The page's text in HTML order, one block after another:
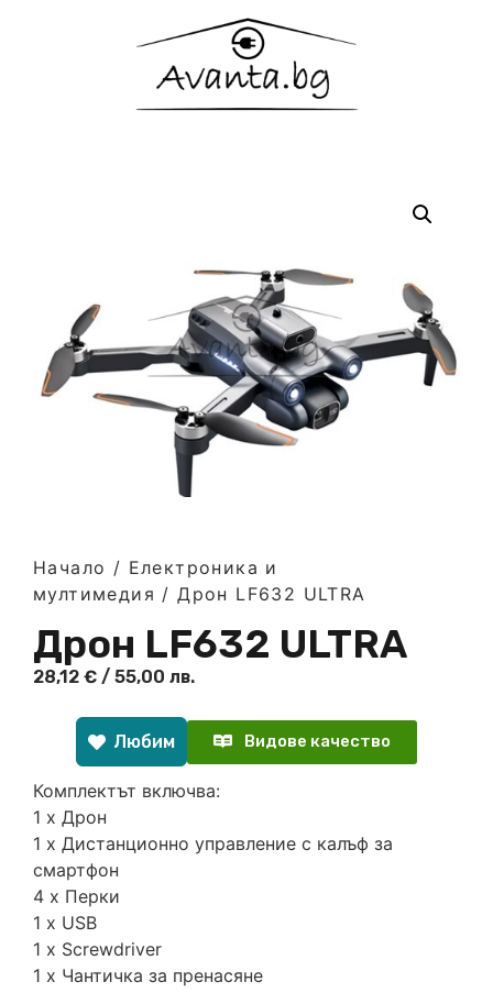
Начало / Електроника и
мултимедия / Дрон LF632 ULTRA
Дрон LF632 ULTRA
28,12 € / 55,00 лв.
Любим Видове качество
Комплектът включва:
1 x Дрон
1 x Дистанционно управление с калъф за
смартфон
4 x Перки
1 x USB
1 x Screwdriver
1 x Чантичка за пренасяне